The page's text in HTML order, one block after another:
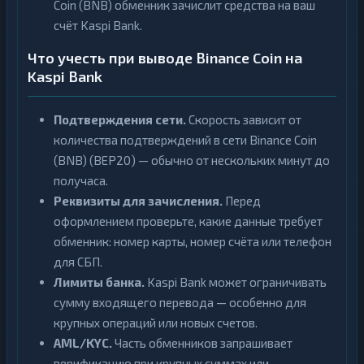
Coin (BNB) обменник зачислит средства на ваш
счёт Kaspi Bank.
Что учесть при выводе Binance Coin на
Kaspi Bank
Подтверждения сети.Скорость зависит от
количества подтверждений в сети Binance Coin
(BNB) (BEP20) — обычно от нескольких минут до
получаса.
Реквизиты для зачисления. Перед
оформлением проверьте, какие данные требует
обменник: номер карты, номер счёта или телефон
для СБП.
Лимиты банка. Kaspi Bank может ограничивать
сумму входящего перевода — особенно для
крупных операций или новых счетов.
AML/KYC.Часть обменников запрашивает